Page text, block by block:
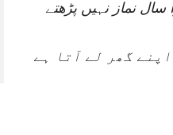
سال نماز نہیں پڑھتے
گھر لے آتا ہے